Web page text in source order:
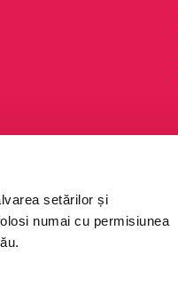
setărilor și
numai cu permisiunea